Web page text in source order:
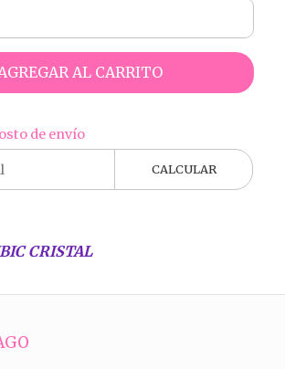
AL CARRITO
de envío
CALCULAR
CRISTAL